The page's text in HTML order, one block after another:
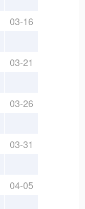
03-16
03-21
03-26
03-31
04-05